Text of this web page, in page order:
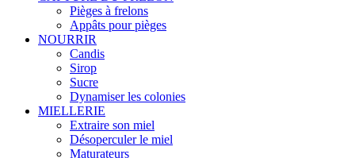
Pièges à frelons
Appâts pour pièges
NOURRIR
Candis
Sirop
Sucre
Dynamiser les colonies
MIELLERIE
Extraire son miel
Désoperculer le miel
Maturateurs